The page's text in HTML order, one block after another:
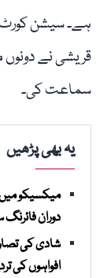
ہے۔ سیشن
قریشی نے
سماعت کی۔
یہ بھی پڑھیں
میکسیکو میں
دوران
شادی کی
افواہوں کی